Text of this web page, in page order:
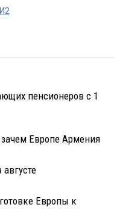
пенсионеров с 1
Европе Армения
Европы к